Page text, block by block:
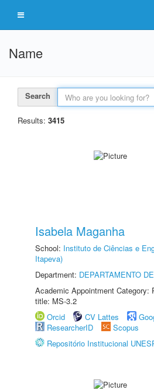
Name
Search
Results: 3415
Isabela Maganha
School: Instituto de Ciências e
Itapeva)
Department: DEPARTAMENTO
Academic Appointment Category:
title: MS-3.2
Orcid
CV Lattes
ResearcherID
Scopus
Repositório Institucional